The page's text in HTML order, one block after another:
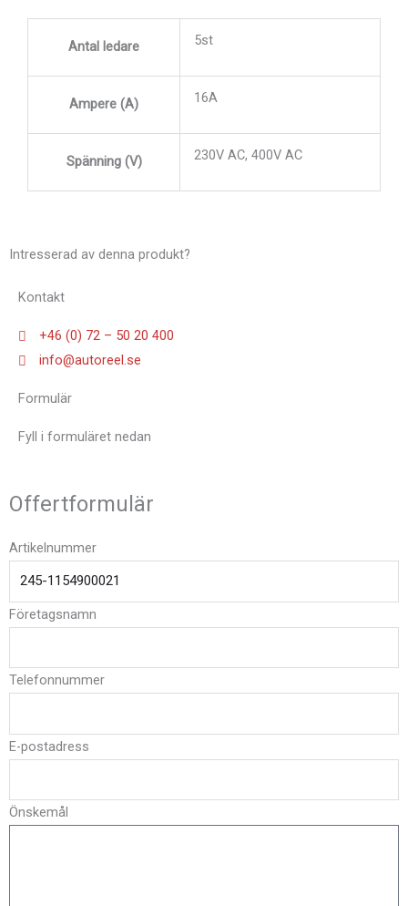
Antal ledare 5st
Ampere (A) 16A
Spänning (V) 230V AC, 400V AC
Intresserad av denna produkt?
Kontakt
+46 (0) 72 – 50 20 400
info@autoreel.se
Formulär
Fyll i formuläret nedan
Offertformulär
Artikelnummer
Företagsnamn
Telefonnummer
E-postadress
Önskemål